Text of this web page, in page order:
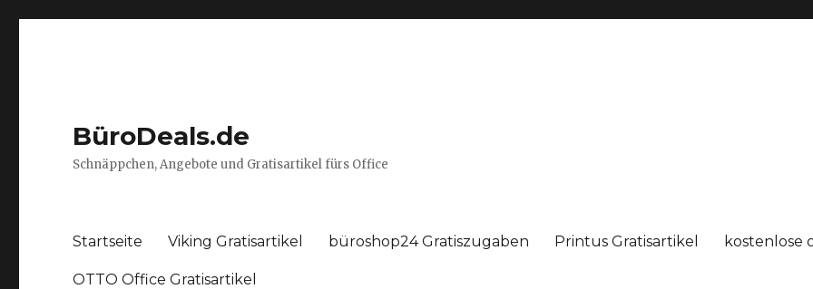
BüroDeals.de
Schnäppchen, Angebote und Gratisartikel fürs Office
Startseite Viking Gratisartikel büroshop24 Gratiszugaben Printus Gratisartikel kostenlose
OTTO Office Gratisartikel